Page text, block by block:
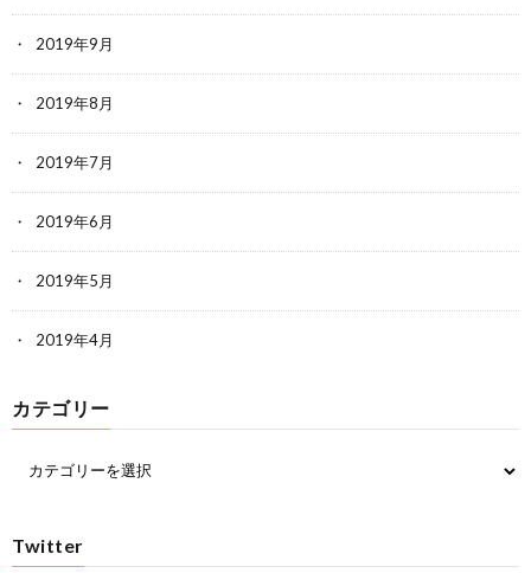
2019年9月
2019年8月
2019年7月
2019年6月
2019年5月
2019年4月
カテゴリー
Twitter